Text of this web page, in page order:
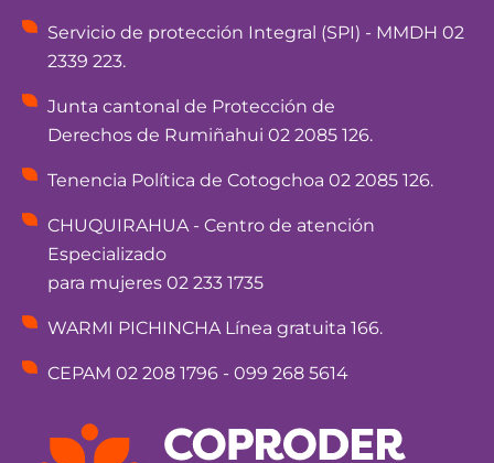
Servicio de protección Integral (SPI) - MMDH 02
2339 223.
Junta cantonal de Protección de
Derechos de Rumiñahui 02 2085 126.
Tenencia Política de Cotogchoa 02 2085 126.
CHUQUIRAHUA - Centro de atención
Especializado
para mujeres 02 233 1735
WARMI PICHINCHA Línea gratuita 166.
CEPAM 02 208 1796 - 099 268 5614